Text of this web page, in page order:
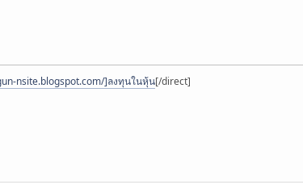
nsite.blogspot.com/]ลงทุนในหุ้น[/direct]